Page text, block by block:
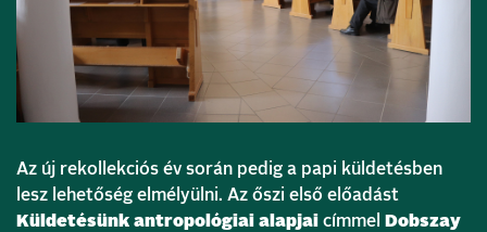
Az új rekollekciós év során pedig a papi küldetésben
lesz lehetőség elmélyülni. Az őszi első előadást
Küldetésünk antropológiai alapjai címmel
Dobszay